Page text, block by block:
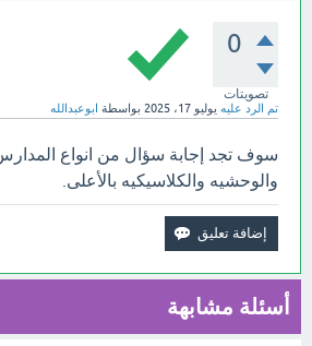
0
تصويتات
تم الرد عليه يوليو 17، 2025 بواسطة ابوعبدالله
سوف تجد إجابة سؤال من انواع
والوحشيه والكلاسيكيه بالأعلى.
أسئلة مشابهة